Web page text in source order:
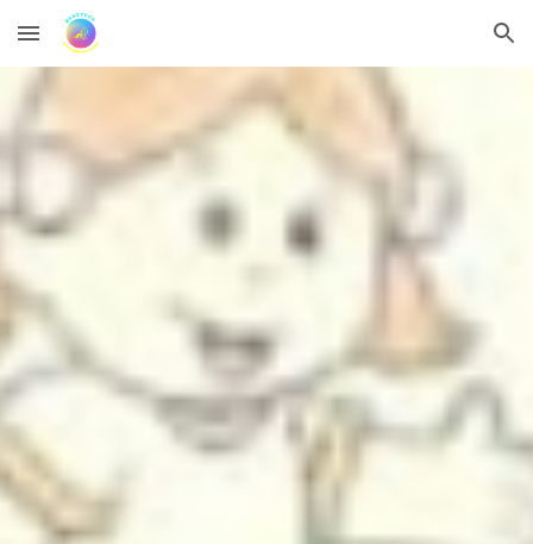
Skip to main content Skip to navigation